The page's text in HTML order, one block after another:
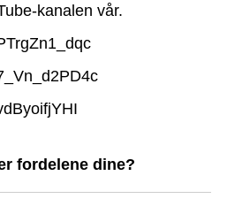
kanalen vår.
fordelene dine?